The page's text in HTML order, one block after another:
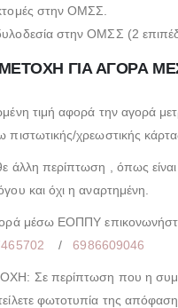
στην ΟΜΣΣ.
στην ΟΜΣΣ (2
ΓΙΑ ΑΓΟΡΑ
τιμή αφορά την αγορά
πιστωτικής/χρεωστικής
άλλη περίπτωση , όπως
και όχι η αναρτημένη.
μέσω ΕΟΠΠΥ
/6986609046
Σε περίπτωση που η
φωτοτυπία της